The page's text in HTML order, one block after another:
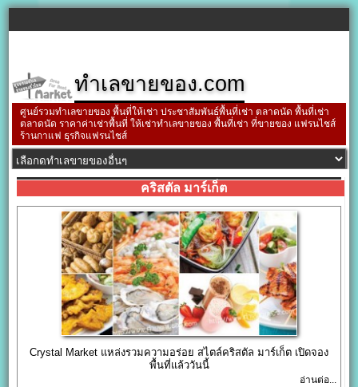
ทำเลขายของ.com
ศูนย์รวมทำเลขายของ พื้นที่ให้เช่า ประชาสัมพันธ์พื้นที่เช่า ตลาดนัด พื้นที่เช่า
ตลาดนัด ราคาค่าเช่าพื้นที่ ให้เช่าทำเลขายของ พื้นที่เช่า ที่ขายของ แฟรนไชส์
ร้านกาแฟ ธุรกิจแฟรนไชส์
คริสตัล มาร์เก็ต
Crystal Market แหล่งรวมความอร่อย สไตล์คริสตัล มาร์เก็ต เปิดจอง
พื้นที่แล้ววันนี้
อ่านต่อ...